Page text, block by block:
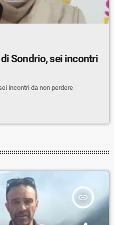
Sondrio, sei incontri
incontri da non perdere
insert_link